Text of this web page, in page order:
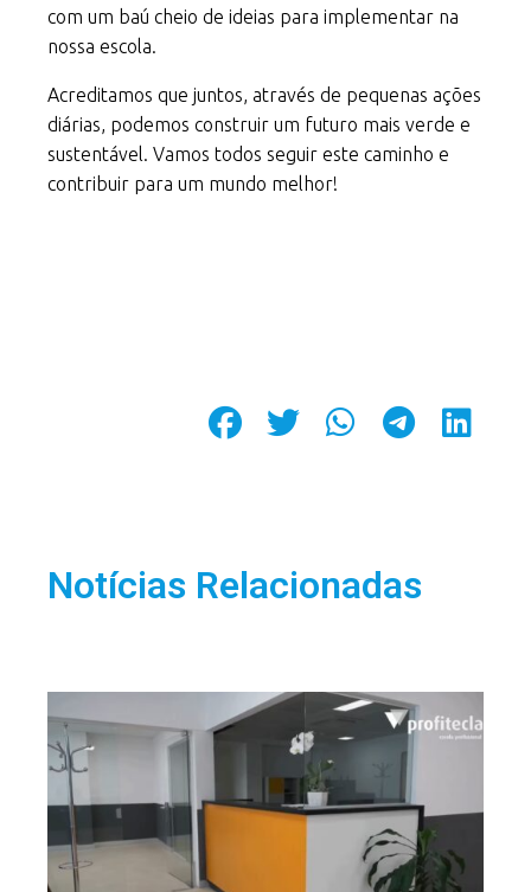
com um baú cheio de ideias para implementar na
nossa escola.
Acreditamos que juntos, através de pequenas ações
diárias, podemos construir um futuro mais verde e
sustentável. Vamos todos seguir este caminho e
contribuir para um mundo melhor!
Notícias Relacionadas